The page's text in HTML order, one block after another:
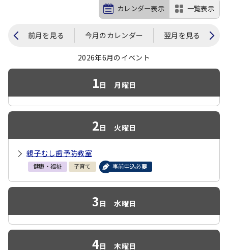
カレンダー表示 一覧表示
前月を見る 今月のカレンダー 翌月を見る
2026年6月のイベント
1日 月曜日
2日 火曜日
親子むし歯予防教室
健康・福祉 子育て 事前申込必要
3 日 水曜日
4日 木曜日